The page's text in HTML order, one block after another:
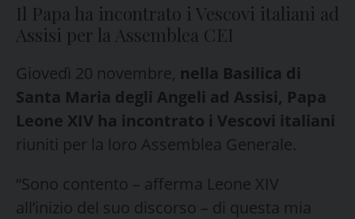
Il Papa ha incontrato i Vescovi italiani ad
Assisi per la Assemblea CEI
Giovedì 20 novembre, nella Basilica di
Santa Maria degli Angeli ad Assisi, Papa
Leone XIV ha incontrato i Vescovi italiani
riuniti per la loro Assemblea Generale.
“Sono contento – afferma Leone XIV
all’inizio del suo discorso – di questa mia